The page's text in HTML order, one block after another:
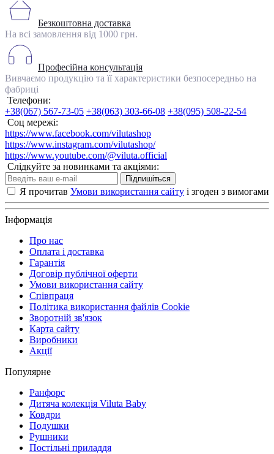
Безкоштовна доставка
На всі замовлення від 1000 грн.
Професійна консультація
Вивчаємо продукцію та її характеристики безпосередньо на
фабриці
Телефони:
+38(067) 567-73-05 +38(063) 303-66-08 +38(095) 508-22-54
Соц мережі:
https://www.facebook.com/vilutashop
https://www.instagram.com/vilutashop/
https://www.youtube.com/@viluta.official
Слідкуйте за новинками та акціями:
Підпишіться
Я прочитав Умови використання сайту і згоден з вимогами
Інформація
Про нас
Оплата і доставка
Гарантія
Договір публічної оферти
Умови використання сайту
Співпраця
Політика використання файлів Cookie
Зворотній зв'язок
Карта сайту
Виробники
Акції
Популярне
Ранфорс
Дитяча колекція Viluta Baby
Ковдри
Подушки
Рушники
Постільні приладдя